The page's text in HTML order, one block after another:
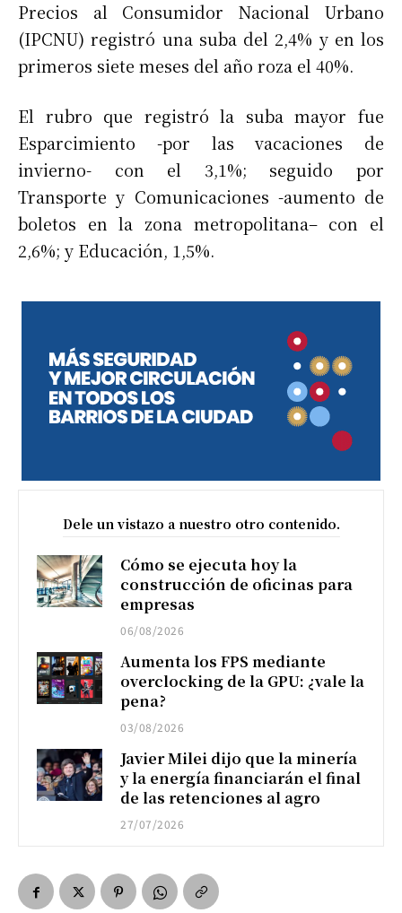
Precios al Consumidor Nacional Urbano
(IPCNU) registró una suba del 2,4% y en los
primeros siete meses del año roza el 40%.
El rubro que registró la suba mayor fue
Esparcimiento -por las vacaciones de
invierno- con el 3,1%; seguido por
Transporte y Comunicaciones -aumento de
boletos en la zona metropolitana– con el
2,6%; y Educación, 1,5%.
Dele un vistazo a nuestro otro contenido.
Cómo se ejecuta hoy la
construcción de oficinas para
empresas
06/08/2026
Aumenta los FPS mediante
overclocking de la GPU: ¿vale la
pena?
03/08/2026
Javier Milei dijo que la minería
y la energía financiarán el final
de las retenciones al agro
27/07/2026